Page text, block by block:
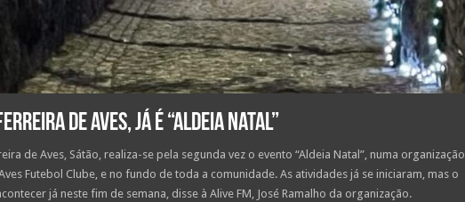
de Aves, já é “Aldeia Natal”
de Aves, Sátão, realiza-se pela segunda vez o evento “Aldeia Natal”, numa organização
Futebol Clube, e no fundo de toda a comunidade. As atividades já se iniciaram, mas o
já neste fim de semana, disse à Alive FM, José Ramalho da organização.